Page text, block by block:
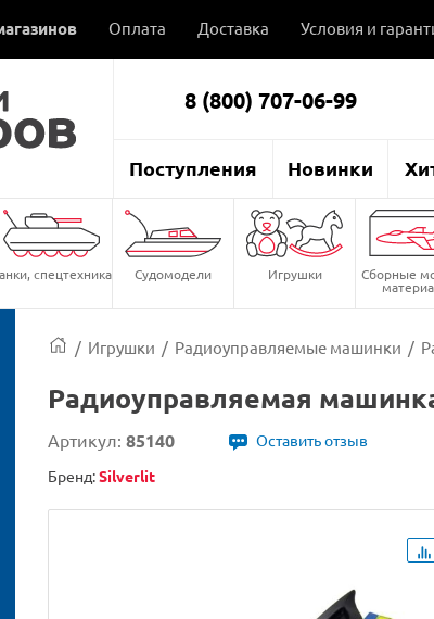
Оплата Доставка Условия и
8 (800) 707-06-99
Поступления Новинки
спецтехника Судомодели Игрушки Сборные
/ Игрушки / Радиоуправляемые машинки /
Радиоуправляемая
Артикул: 85140
Оставить отзыв
Бренд:Silverlit